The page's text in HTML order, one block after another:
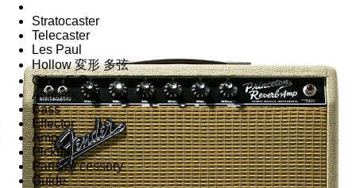
Stratocaster
Telecaster
Les Paul
Hollow 変形 多弦
Other E.G.
Acoustic
Bass
Effector
Amp
Pickup
Parts/Accessory
Guide